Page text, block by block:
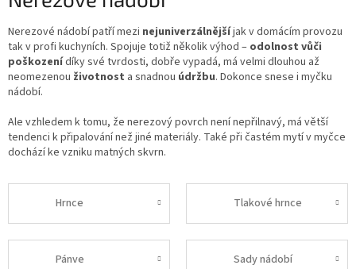
Nerezové nádobí patří mezi nejuniverzálnějšíjak v domácím provozu
tak v profi kuchyních. Spojuje totiž několik výhod – odolnost vůči
poškozenídíky své tvrdosti, dobře vypadá, má velmi dlouhou až
neomezenou životnost a snadnou údržbu. Dokonce snese i myčku
nádobí.
Ale vzhledem k tomu, že nerezový povrch není nepřilnavý, má větší
tendenci k připalování než jiné materiály. Také při častém mytí v myčce
dochází ke vzniku matných skvrn.
Hrnce Tlakové hrnce
Pánve Sady nádobí